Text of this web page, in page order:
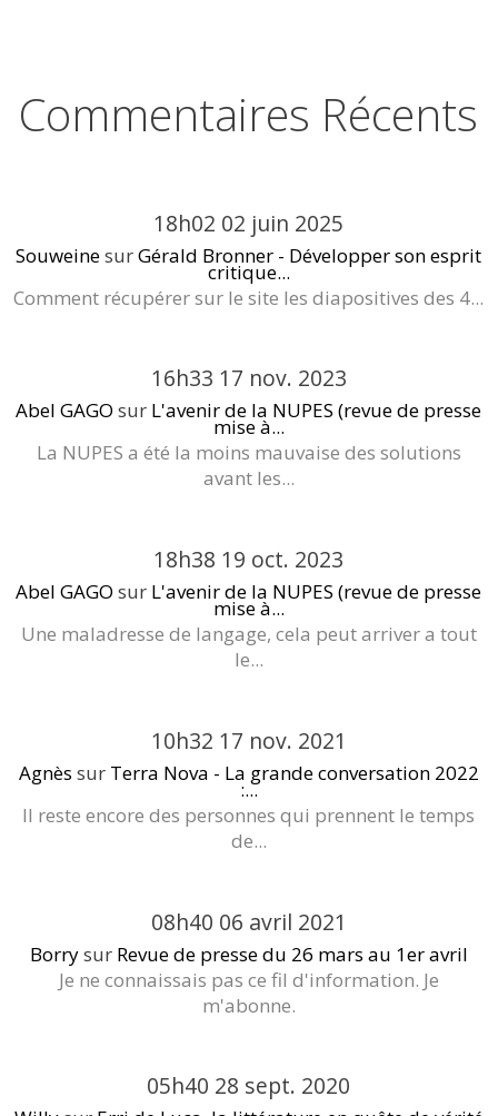
Commentaires Récents
18h02 02 juin 2025
SouweinesurGérald Bronner - Développer son esprit
critique...
Comment récupérer sur le site les diapositives des 4...
16h33 17 nov. 2023
Abel GAGO sur L'avenir de la NUPES (revue de presse
mise à...
La NUPES a été la moins mauvaise des solutions
avant les...
18h38 19 oct. 2023
Abel GAGO sur L'avenir de la NUPES (revue de presse
mise à...
Une maladresse de langage, cela peut arriver a tout
le...
10h32 17 nov. 2021
Agnès sur Terra Nova - La grande conversation 2022
:...
Il reste encore des personnes qui prennent le temps
de...
08h40 06 avril 2021
Borrysur Revue de presse du 26 mars au 1er avril
Je ne connaissais pas ce fil d'information. Je
m'abonne.
05h40 28 sept. 2020